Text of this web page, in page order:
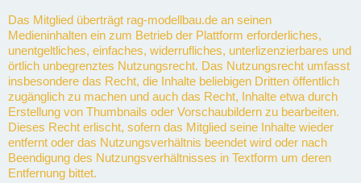
Das Mitglied überträgt rag-modellbau.de an seinen
Medieninhalten ein zum Betrieb der Plattform erforderliches,
unentgeltliches, einfaches, widerrufliches, unterlizenzierbares und
örtlich unbegrenztes Nutzungsrecht. Das Nutzungsrecht umfasst
insbesondere das Recht, die Inhalte beliebigen Dritten öffentlich
zugänglich zu machen und auch das Recht, Inhalte etwa durch
Erstellung von Thumbnails oder Vorschaubildern zu bearbeiten.
Dieses Recht erlischt, sofern das Mitglied seine Inhalte wieder
entfernt oder das Nutzungsverhältnis beendet wird oder nach
Beendigung des Nutzungsverhältnisses in Textform um deren
Entfernung bittet.